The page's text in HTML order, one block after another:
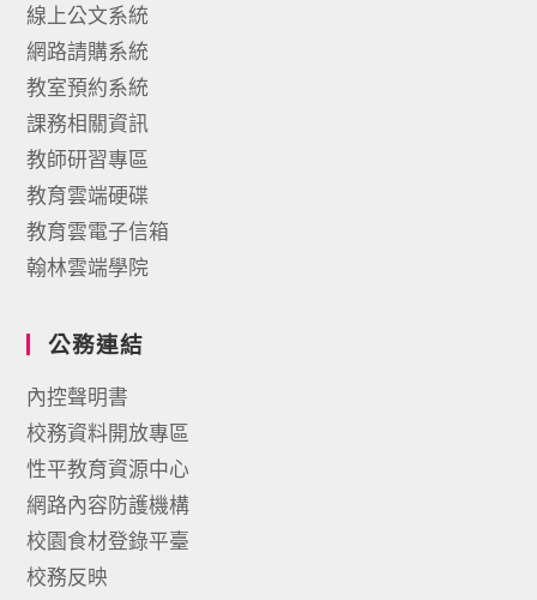
線上公文系統
網路請購系統
教室預約系統
課務相關資訊
教師研習專區
教育雲端硬碟
教育雲電子信箱
翰林雲端學院
公務連結
內控聲明書
校務資料開放專區
性平教育資源中心
網路內容防護機構
校園食材登錄平臺
校務反映